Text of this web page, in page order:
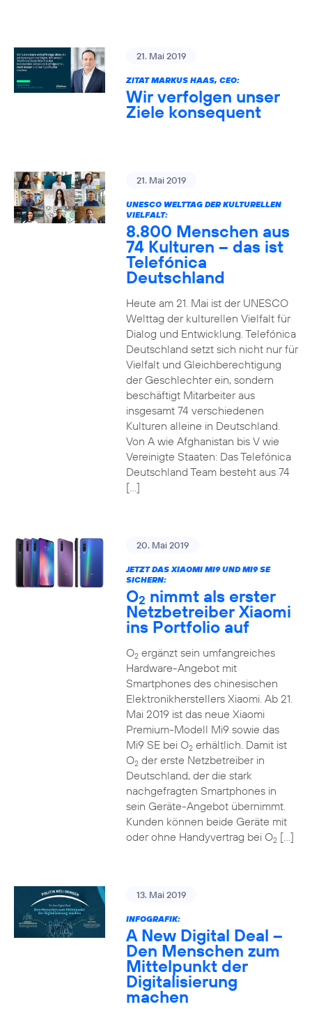
21. Mai 2019
ZITAT MARKUS HAAS, CEO:
Wir verfolgen unser
Ziele konsequent
21. Mai 2019
UNESCO WELTTAG DER KULTURELLEN
VIELFALT:
8.800 Menschen aus
74 Kulturen – das ist
Telefónica
Deutschland
Heute am 21. Mai ist der UNESCO
Welttag der kulturellen Vielfalt für
Dialog und Entwicklung. Telefónica
Deutschland setzt sich nicht nur für
Vielfalt und Gleichberechtigung
der Geschlechter ein, sondern
beschäftigt Mitarbeiter aus
insgesamt 74 verschiedenen
Kulturen alleine in Deutschland.
Von A wie Afghanistan bis V wie
Vereinigte Staaten: Das Telefónica
Deutschland Team besteht aus 74
[…]
20. Mai 2019
JETZT DAS XIAOMI MI9 UND MI9 SE
SICHERN:
O2 nimmt als erster
Netzbetreiber Xiaomi
ins Portfolio auf
O2ergänzt sein umfangreiches
Hardware-Angebot mit
Smartphones des chinesischen
Elektronikherstellers Xiaomi. Ab 21.
Mai 2019 ist das neue Xiaomi
Premium-Modell Mi9 sowie das
Mi9 SE bei O2erhältlich. Damit ist
O2der erste Netzbetreiber in
Deutschland, der die stark
nachgefragten Smartphones in
sein Geräte-Angebot übernimmt.
Kunden können beide Geräte mit
oder ohne Handyvertrag bei O2[…]
13. Mai 2019
INFOGRAFIK:
A New Digital Deal –
Den Menschen zum
Mittelpunkt der
Digitalisierung
machen